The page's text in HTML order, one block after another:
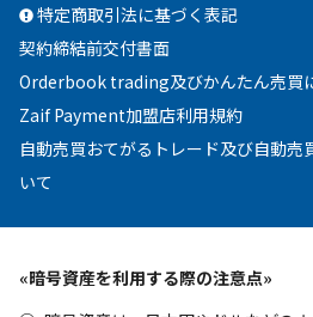
特定商取引法に基づく表記
契約締結前交付書面
Orderbook trading及びかんたん売買
Zaif Payment加盟店利用規約
自動売買おてがるトレード及び自動売
いて
«暗号資産を利用する際の注意点»